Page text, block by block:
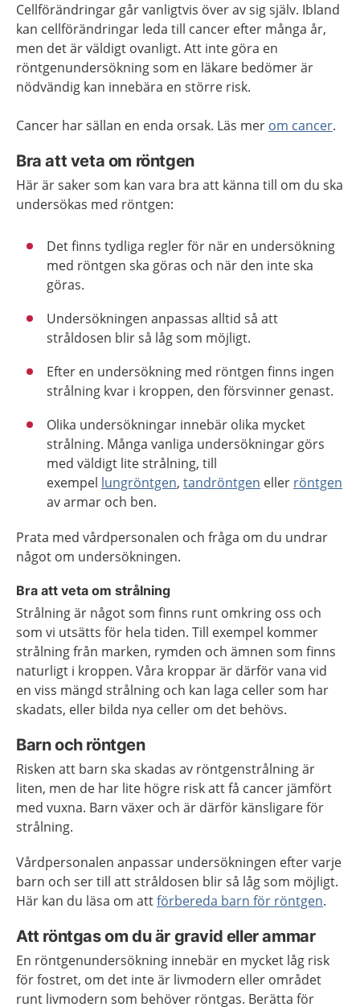
Cellförändringar går vanligtvis över av sig själv. Ibland
kan cellförändringar leda till cancer efter många år,
men det är väldigt ovanligt. Att inte göra en
röntgenundersökning som en läkare bedömer är
nödvändig kan innebära en större risk.
Cancer har sällan en enda orsak. Läs mer om cancer.
Bra att veta om röntgen
Här är saker som kan vara bra att känna till om du ska
undersökas med röntgen:
Det finns tydliga regler för när en undersökning
med röntgen ska göras och när den inte ska
göras.
Undersökningen anpassas alltid så att
stråldosen blir så låg som möjligt.
Efter en undersökning med röntgen finns ingen
strålning kvar i kroppen, den försvinner genast.
Olika undersökningar innebär olika mycket
strålning. Många vanliga undersökningar görs
med väldigt lite strålning, till
exempel lungröntgen, tandröntgen eller röntgen
av armar och ben.
Prata med vårdpersonalen och fråga om du undrar
något om undersökningen.
Bra att veta om strålning
Strålning är något som finns runt omkring oss och
som vi utsätts för hela tiden. Till exempel kommer
strålning från marken, rymden och ämnen som finns
naturligt i kroppen. Våra kroppar är därför vana vid
en viss mängd strålning och kan laga celler som har
skadats, eller bilda nya celler om det behövs.
Barn och röntgen
Risken att barn ska skadas av röntgenstrålning är
liten, men de har lite högre risk att få cancer jämfört
med vuxna. Barn växer och är därför känsligare för
strålning.
Vårdpersonalen anpassar undersökningen efter varje
barn och ser till att stråldosen blir så låg som möjligt.
Här kan du läsa om attförbereda barn för röntgen.
Att röntgas om du är gravid eller ammar
En röntgenundersökning innebär en mycket låg risk
för fostret, om det inte är livmodern eller området
runt livmodern som behöver röntgas. Berätta för